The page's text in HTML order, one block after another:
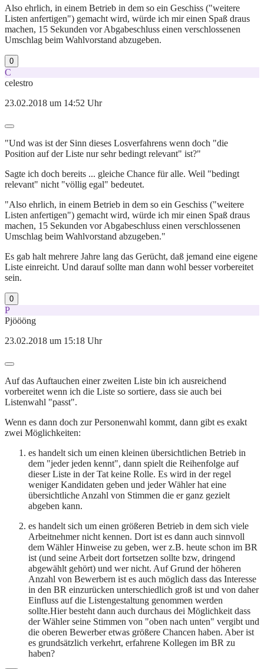
Also ehrlich, in einem Betrieb in dem so ein Geschiss ("weitere
Listen anfertigen") gemacht wird, würde ich mir einen Spaß draus
machen, 15 Sekunden vor Abgabeschluss einen verschlossenen
Umschlag beim Wahlvorstand abzugeben.
0
C
celestro
23.02.2018 um 14:52 Uhr
"Und was ist der Sinn dieses Losverfahrens wenn doch "die
Position auf der Liste nur sehr bedingt relevant" ist?"
Sagte ich doch bereits ... gleiche Chance für alle. Weil "bedingt
relevant" nicht "völlig egal" bedeutet.
"Also ehrlich, in einem Betrieb in dem so ein Geschiss ("weitere
Listen anfertigen") gemacht wird, würde ich mir einen Spaß draus
machen, 15 Sekunden vor Abgabeschluss einen verschlossenen
Umschlag beim Wahlvorstand abzugeben."
Es gab halt mehrere Jahre lang das Gerücht, daß jemand eine eigene
Liste einreicht. Und darauf sollte man dann wohl besser vorbereitet
sein.
0
P
Pjöööng
23.02.2018 um 15:18 Uhr
Auf das Auftauchen einer zweiten Liste bin ich ausreichend
vorbereitet wenn ich die Liste so sortiere, dass sie auch bei
Listenwahl "passt".
Wenn es dann doch zur Personenwahl kommt, dann gibt es exakt
zwei Möglichkeiten:
es handelt sich um einen kleinen übersichtlichen Betrieb in
dem "jeder jeden kennt", dann spielt die Reihenfolge auf
dieser Liste in der Tat keine Rolle. Es wird in der regel
weniger Kandidaten geben und jeder Wähler hat eine
übersichtliche Anzahl von Stimmen die er ganz gezielt
abgeben kann.
es handelt sich um einen größeren Betrieb in dem sich viele
Arbeitnehmer nicht kennen. Dort ist es dann auch sinnvoll
dem Wähler Hinweise zu geben, wer z.B. heute schon im BR
ist (und seine Arbeit dort fortsetzen sollte bzw, dringend
abgewählt gehört) und wer nicht. Auf Grund der höheren
Anzahl von Bewerbern ist es auch möglich dass das Interesse
in den BR einzurücken unterschiedlich groß ist und von daher
Einfluss auf die Listengestaltung genommen werden
sollte.Hier besteht dann auch durchaus dei Möglichkeit dass
der Wähler seine Stimmen von "oben nach unten" vergibt und
die oberen Bewerber etwas größere Chancen haben. Aber ist
es grundsätzlich verkehrt, erfahrene Kollegen im BR zu
haben?